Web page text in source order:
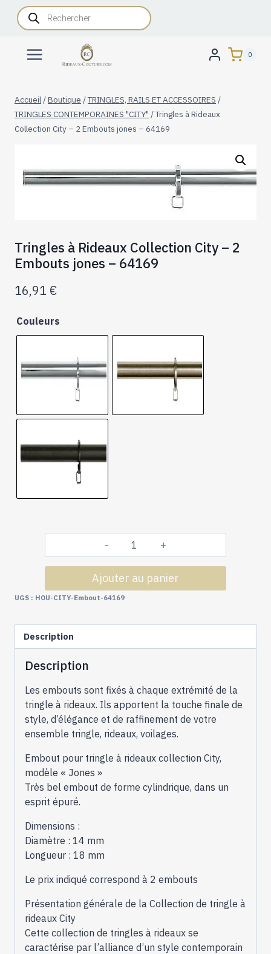
AllerRecherche
de
produits
0
Accueil /Boutique /TRINGLES, RAILS ET ACCESSOIRES /
TRINGLES CONTEMPORAINES "CITY" /Tringles à Rideaux
Collection City – 2 Embouts jones – 64169
Tringles à Rideaux Collection City – 2
Embouts jones – 64169
16,91 €
Couleurs
quantité
de
Tringles
Collection
jones
-
64169
Ajouter au panier
UGS : HOU-CITY-Embout-64169
Description
Description
Les embouts sont fixés à chaque extrémité de la
tringle à rideaux. Ils apportent la touche finale de
style, d’élégance et de raffinement de votre
ensemble tringle, rideaux, voilages.
Embout pour tringle à rideaux collection City,
modèle « Jones »
Très bel embout de forme cylindrique, dans un
esprit épuré.
Dimensions :
Diamètre : 14 mm
Longueur : 18 mm
Le prix indiqué correspond à 2 embouts
Présentation générale de la Collection de tringle à
rideaux City
Cette collection de tringles à rideaux se
caractérise par l’alliance d’un style contemporain